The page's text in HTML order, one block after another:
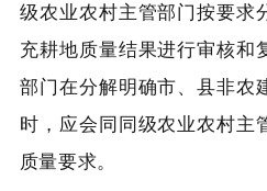
级农业农村主管部门按要求
充耕地质量结果进行审核和
部门在分解明确市、县非农
时，应会同同级农业农村主
质量要求。